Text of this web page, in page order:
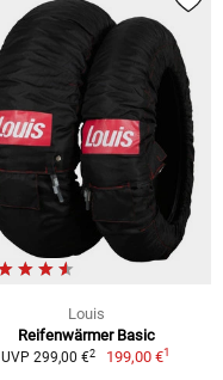
Louis
Reifenwärmer Basic
UVP 299,00 €2 199,00 €1